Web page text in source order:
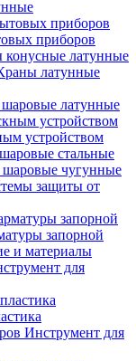
приборов
латунные
латунные
латунные
устройством
стальные
чугунные
защиты от
запорной
и материалы
для
Инструмент для